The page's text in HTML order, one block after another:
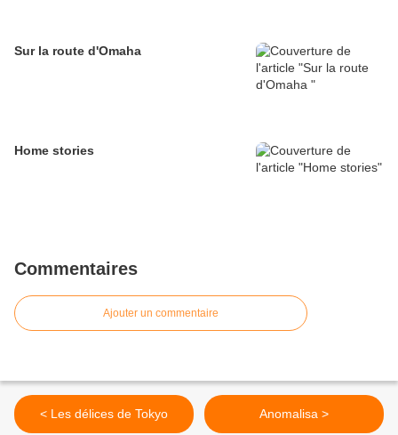
Sur la route d'Omaha
Home stories
Commentaires
Ajouter un commentaire
< Les délices de Tokyo Anomalisa >